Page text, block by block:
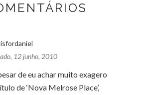
12 junho, 2010
de eu achar muito exagero
de ‘Nova Melrose Place’,